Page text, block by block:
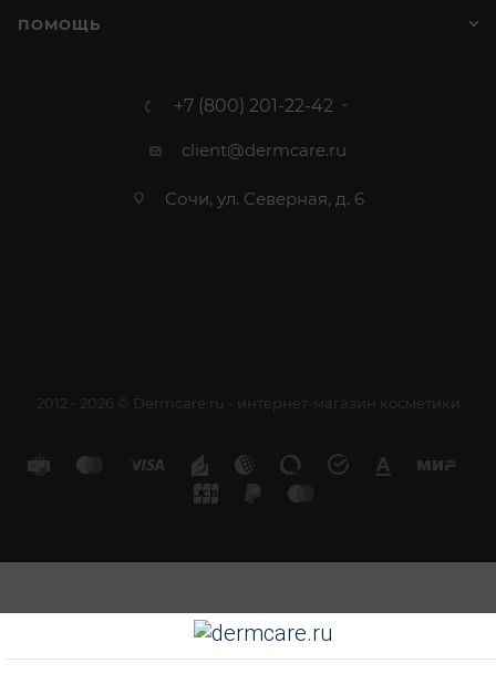
ПОМОЩЬ
+7 (800) 201-22-42
client@dermcare.ru
Сочи, ул. Северная, д. 6
2012 - 2026 © Dermcare.ru - интернет-магазин косметики